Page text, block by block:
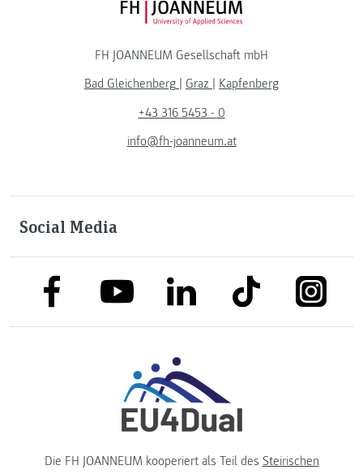
FH JOANNEUM Logo
FH JOANNEUM Gesellschaft mbH
Bad Gleichenberg
Graz
Kapfenberg
+43 316 5453 - 0
info@fh-joanneum.at
Social Media
link to facebooklink to youtubelink to linkedinlink to tiktok
Die FH JOANNEUM kooperiert als Teil des Steirischen